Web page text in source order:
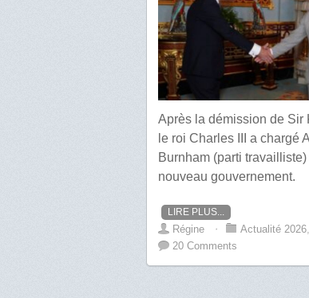
Après la démission de Sir
le roi Charles III a chargé
Burnham (parti
nouveau gouvernement.
LIRE PLUS...
Régine ⋅ Actualité 2026
20 Comments